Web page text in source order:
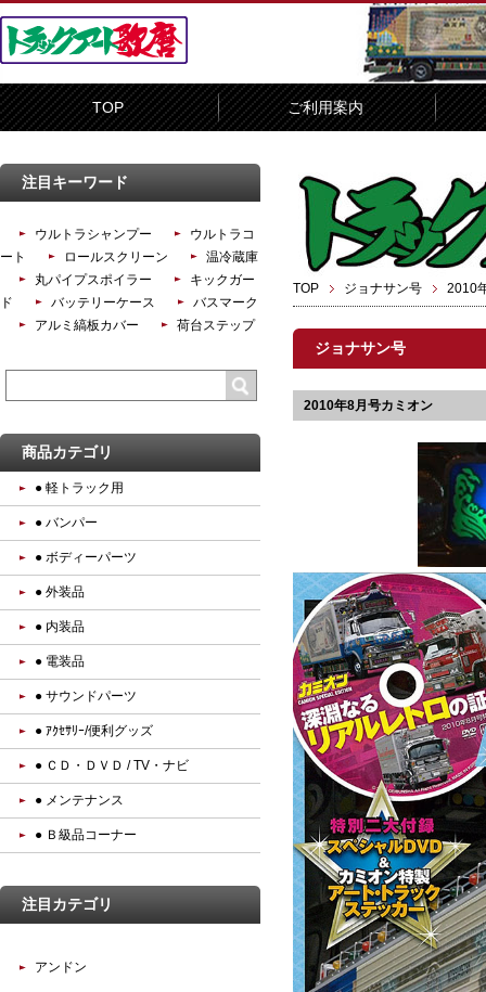
TOP ご利用案内
TOP ジョナサン号 2010
ジョナサン号
2010年8月号カミオン
注目キーワード
ウルトラシャンプー
ウルトラコ
ート
ロールスクリーン
温冷蔵庫
丸パイプスポイラー
キックガー
ド
バッテリーケース
バスマーク
アルミ縞板カバー
荷台ステップ
商品カテゴリ
● 軽トラック用
● バンパー
● ボディーパーツ
● 外装品
● 内装品
● 電装品
● サウンドパーツ
● ｱｸｾｻﾘｰ/便利グッズ
● ＣＤ・ＤＶＤ / TV・ナビ
● メンテナンス
● Ｂ級品コーナー
注目カテゴリ
アンドン